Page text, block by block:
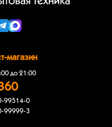
магазин
до 21:00
99514-0
99999-3